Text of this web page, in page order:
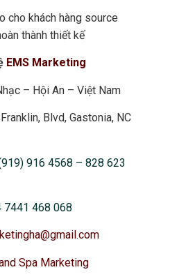
cho khách hàng source
thành thiết kế
EMS Marketing
– Hội An – Việt Nam
Blvd, Gastonia, NC
916 4568 – 828 623
7441 468 068
Spa Marketing